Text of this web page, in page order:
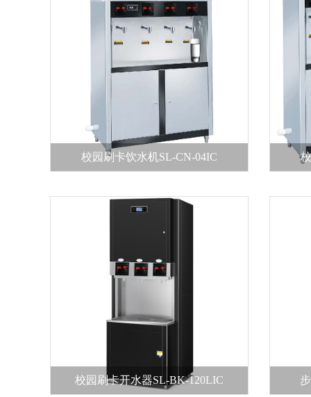
校园刷卡饮水机SL-CN-04IC
校园刷卡开水器SL-BK-120LIC
圣蓝智能健康直饮机
免费热线：4006-112-966
直饮水是第三方卫生安全检测机构全检35项指标连续10年一次